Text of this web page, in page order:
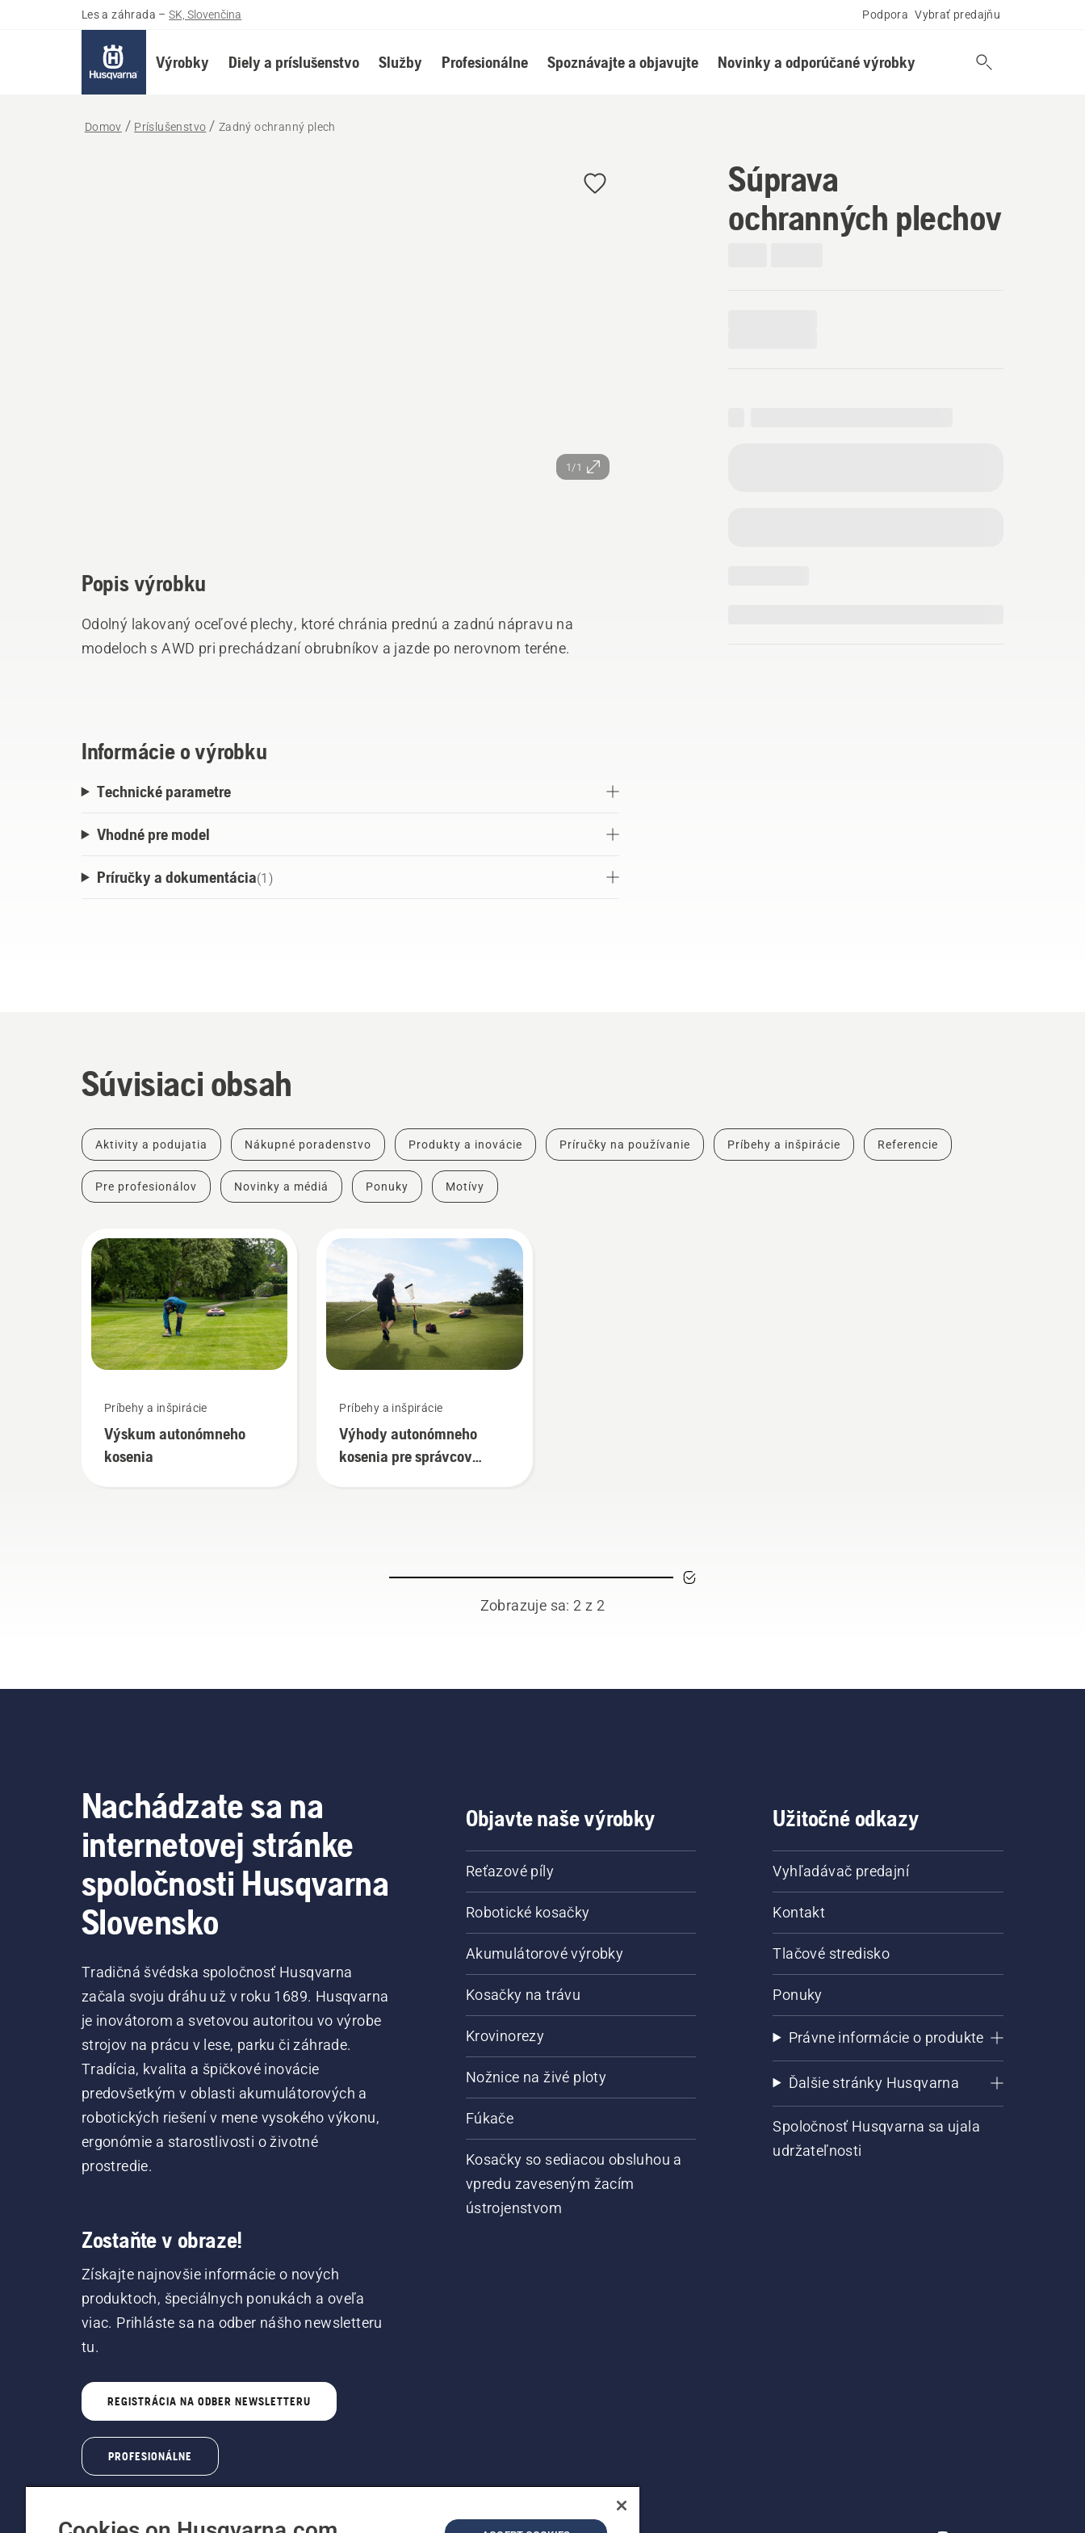
Les a záhrada – SK, Slovenčina Podpora Vybrať predajňu
Výrobky Diely a príslušenstvo Služby Profesionálne Spoznávajte a objavujte Novinky a odporúčané výrobky
Domov Príslušenstvo Zadný ochranný plech
1/1
Súprava
ochranných plechov
Popis výrobku
Odolný lakovaný oceľové plechy, ktoré chránia prednú a zadnú nápravu na
modeloch s AWD pri prechádzaní obrubníkov a jazde po nerovnom teréne.
Informácie o výrobku
Technické parametre
Vhodné pre model
Príručky a dokumentácia(1 )
Súvisiaci obsah
Aktivity a podujatia Nákupné poradenstvo Produkty a inovácie Príručky na používanie Príbehy a inšpirácie Referencie
Pre profesionálov Novinky a médiá Ponuky Motívy
Príbehy a inšpirácie
Výskum autonómneho
kosenia
Príbehy a inšpirácie
Výhody autonómneho
kosenia pre správcov
Zobrazuje sa: 2 z 2
Nachádzate sa na
internetovej stránke
spoločnosti Husqvarna
Slovensko
Tradičná švédska spoločnosť Husqvarna
začala svoju dráhu už v roku 1689. Husqvarna
je inovátorom a svetovou autoritou vo výrobe
strojov na prácu v lese, parku či záhrade.
Tradícia, kvalita a špičkové inovácie
predovšetkým v oblasti akumulátorových a
robotických riešení v mene vysokého výkonu,
ergonómie a starostlivosti o životné
prostredie.
Zostaňte v obraze!
Získajte najnovšie informácie o nových
produktoch, špeciálnych ponukách a oveľa
viac. Prihláste sa na odber nášho newsletteru
tu.
REGISTRÁCIA NA ODBER NEWSLETTERU
PROFESIONÁLNE
Objavte naše výrobky
Reťazové píly
Robotické kosačky
Akumulátorové výrobky
Kosačky na trávu
Krovinorezy
Nožnice na živé ploty
Fúkače
Kosačky so sediacou obsluhou a
vpredu zaveseným žacím
ústrojenstvom
Užitočné odkazy
Vyhľadávač predajní
Kontakt
Tlačové stredisko
Ponuky
Právne informácie o produkte
Ďalšie stránky Husqvarna
Spoločnosť Husqvarna sa ujala
udržateľnosti